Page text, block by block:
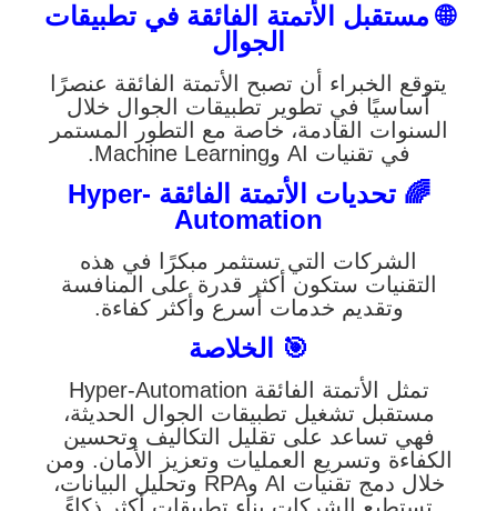
🌐 مستقبل الأتمتة الفائقة في تطبيقات
الجوال
يتوقع الخبراء أن تصبح الأتمتة الفائقة عنصرًا
أساسيًا في تطوير تطبيقات الجوال خلال
السنوات القادمة، خاصة مع التطور المستمر
في تقنيات AI وMachine Learning.
🌈 تحديات الأتمتة الفائقة Hyper-
Automation
الشركات التي تستثمر مبكرًا في هذه
التقنيات ستكون أكثر قدرة على المنافسة
وتقديم خدمات أسرع وأكثر كفاءة.
🎯 الخلاصة
تمثل الأتمتة الفائقة Hyper-Automation
مستقبل تشغيل تطبيقات الجوال الحديثة،
فهي تساعد على تقليل التكاليف وتحسين
الكفاءة وتسريع العمليات وتعزيز الأمان. ومن
خلال دمج تقنيات AI وRPA وتحليل البيانات،